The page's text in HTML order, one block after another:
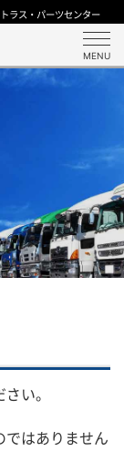
ラス・パーツセンター
MENU
い。
ではありません